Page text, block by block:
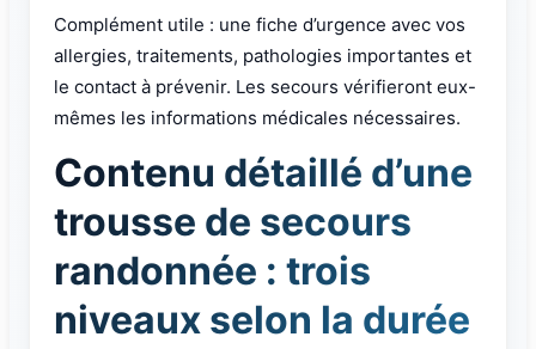
Complément utile : une fiche d’urgence avec vos
allergies, traitements, pathologies importantes et
le contact à prévenir. Les secours vérifieront eux-
mêmes les informations médicales nécessaires.
Contenu détaillé d’une
trousse de secours
randonnée : trois
niveaux selon la durée